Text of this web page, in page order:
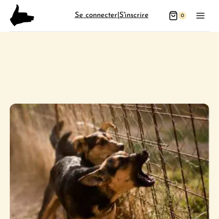
contenu
Se connecter S'inscrire 0